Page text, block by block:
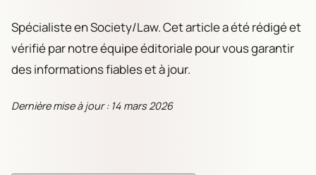
Spécialiste en Society/Law. Cet article a été rédigé et
vérifié par notre équipe éditoriale pour vous garantir
des informations fiables et à jour.
Dernière mise à jour : 14 mars 2026